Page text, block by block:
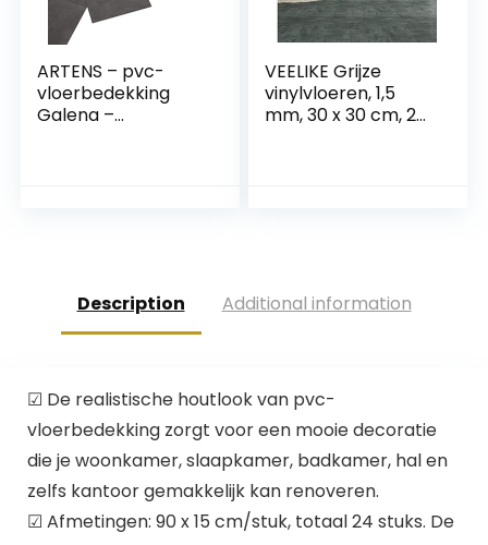
ARTENS – pvc-
vloerbedekking
Galena –
VEELIKE Grijze
vinylvloeren, 1,5
mm, 30 x 30 cm, 24
Description
Additional information
☑ De realistische houtlook van pvc-
vloerbedekking zorgt voor een mooie decoratie
die je woonkamer, slaapkamer, badkamer, hal en
zelfs kantoor gemakkelijk kan renoveren.
☑ Afmetingen: 90 x 15 cm/stuk, totaal 24 stuks. De